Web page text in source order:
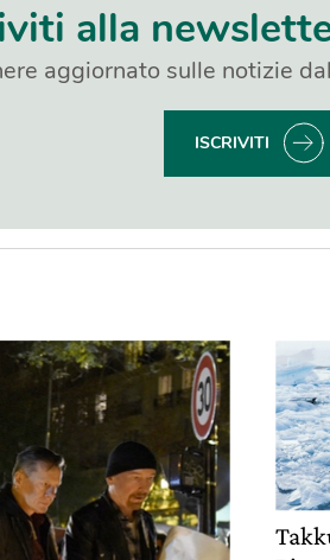
alla
aggiornato sulle notizie
ISCRIVITI